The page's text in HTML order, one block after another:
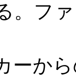
。フ
ーか